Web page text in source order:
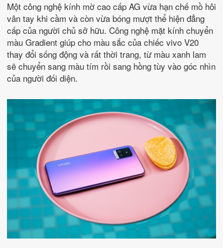
Một công nghệ kính mờ cao cấp AG vừa hạn chế mồ hôi
vân tay khi cầm và còn vừa bóng mượt thể hiện đẳng
cấp của người chủ sở hữu. Công nghệ mặt kính chuyển
màu Gradient giúp cho màu sắc của chiếc vivo V20
thay đổi sống động và rất thời trang, từ màu xanh lam
sẽ chuyển sang màu tím rồi sang hồng tùy vào góc nhìn
của người đối diện.